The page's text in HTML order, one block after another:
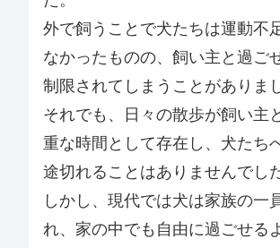
外で飼うことで犬たちは運動不
なかったものの、飼い主と過ご
制限されてしまうことがありま
それでも、日々の散歩が飼い主
重な時間として存在し、犬たち
途切れることはありませんでし
しかし、現代では犬は家族の一
れ、家の中でも自由に過ごせる